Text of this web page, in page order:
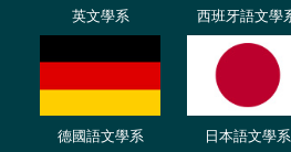
英文學系 西班牙語文學
德國語文學系 日本語文學系